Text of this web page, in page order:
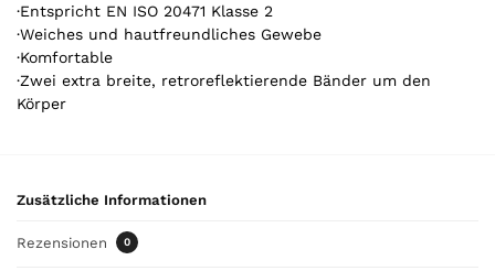
i
k
e
l
.
r
o
·Entspricht EN ISO 20471 Klasse 2
·Weiches und hautfreundliches Gewebe
·Komfortable
·Zwei extra breite, retroreflektierende Bänder um den
Körper
Zusätzliche Informationen
Rezensionen 0